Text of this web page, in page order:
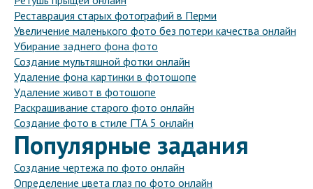
Реставрация старых фотографий в Перми
Увеличение маленького фото без потери качества онлайн
Убирание заднего фона фото
Создание мультяшной фотки онлайн
Удаление фона картинки в фотошопе
Удаление живот в фотошопе
Раскрашивание старого фото онлайн
Создание фото в стиле ГТА 5 онлайн
Популярные задания
Создание чертежа по фото онлайн
Определение цвета глаз по фото онлайн